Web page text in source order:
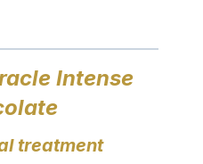
Intense
treatment